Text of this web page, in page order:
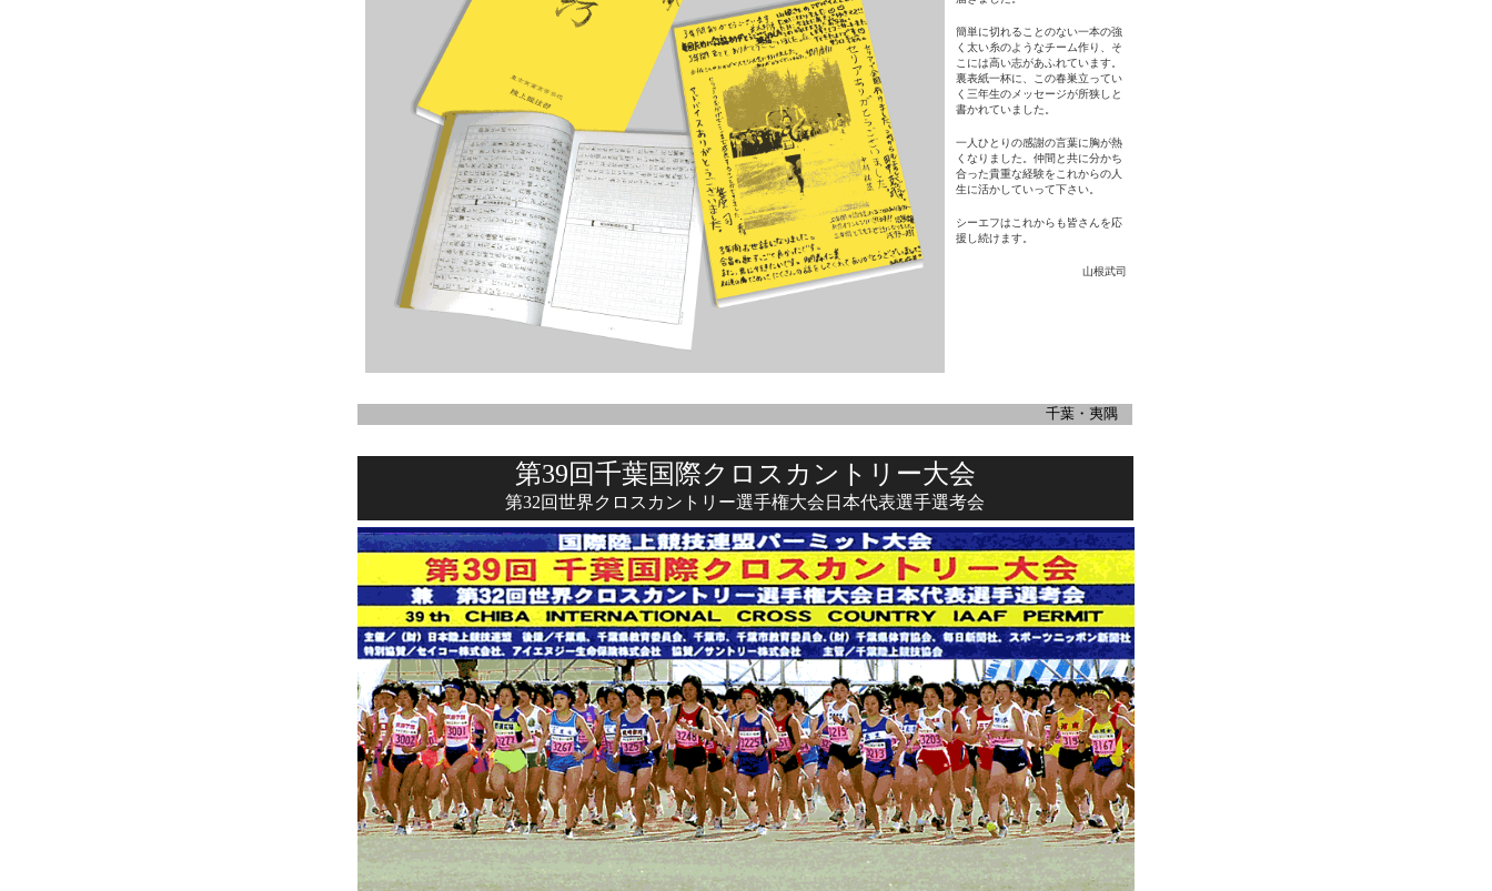
簡単に切れることのない一本の強
く太い糸のようなチーム作り、そ
こには高い志があふれています。
裏表紙一杯に、この春巣立ってい
く三年生のメッセージが所狭しと
書かれていました。
一人ひとりの感謝の言葉に胸が熱
くなりました。仲間と共に分かち
合った貴重な経験をこれからの人
生に活かしていって下さい。
シーエフはこれからも皆さんを応
援し続けます。
山根武司
千葉・夷隅
第39回千葉国際クロスカントリー大会
第32回世界クロスカントリー選手権大会日本代表選手選考会